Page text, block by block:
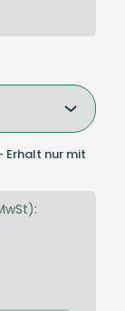
Erhalt nur mit